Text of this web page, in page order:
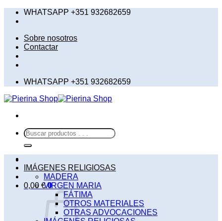
SaltarWHATSAPP +351 932682659
Sobre nosotros
Contactar
WHATSAPP +351 932682659
Buscar
por:
0,00 € 0
IMÁGENES RELIGIOSAS
MADERA
VIRGEN MARIA
FÁTIMA
OTROS MATERIALES
OTRAS ADVOCACIONES